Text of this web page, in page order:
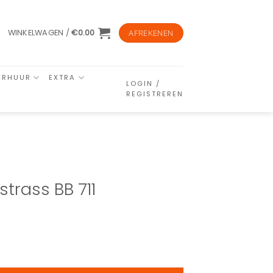
WINKELWAGEN /€0.00 AFREKENEN
EXTRA
LOGIN /
REGISTREREN
BB 711